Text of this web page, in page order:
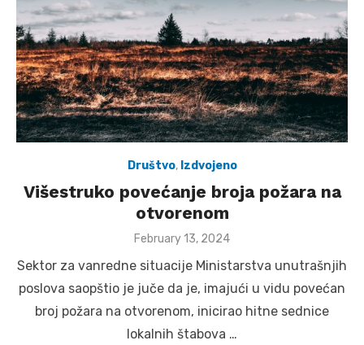
Društvo, Izdvojeno
Višestruko povećanje broja požara na
otvorenom
Posted
February 13, 2024
Sektor za vanredne situacije Ministarstva unutrašnjih
poslova saopštio je juče da je, imajući u vidu povećan
broj požara na otvorenom, inicirao hitne sednice
lokalnih štabova …